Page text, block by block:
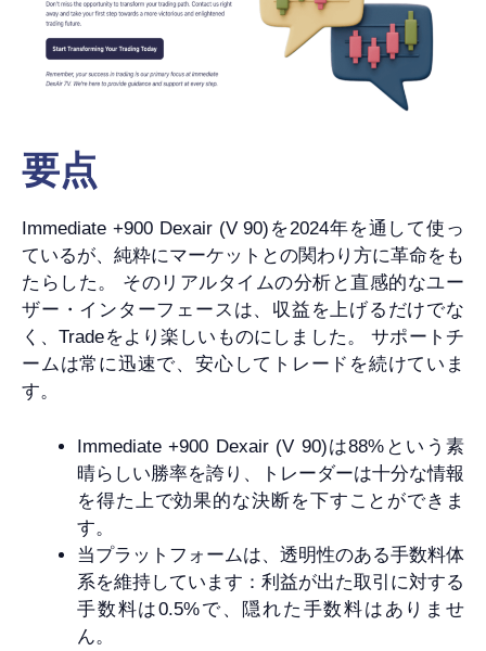
要点
Immediate +900 Dexair (V 90)を2024年を通して使っ
ているが、純粋にマーケットとの関わり方に革命をも
たらした。 そのリアルタイムの分析と直感的なユー
ザー・インターフェースは、収益を上げるだけでな
く、Tradeをより楽しいものにしました。 サポートチ
ームは常に迅速で、安心してトレードを続けていま
す。
Immediate +900 Dexair (V 90)は88%という素
晴らしい勝率を誇り、トレーダーは十分な情報
を得た上で効果的な決断を下すことができま
す。
当プラットフォームは、透明性のある手数料体
系を維持しています：利益が出た取引に対する
手数料は0.5%で、隠れた手数料はありませ
ん。